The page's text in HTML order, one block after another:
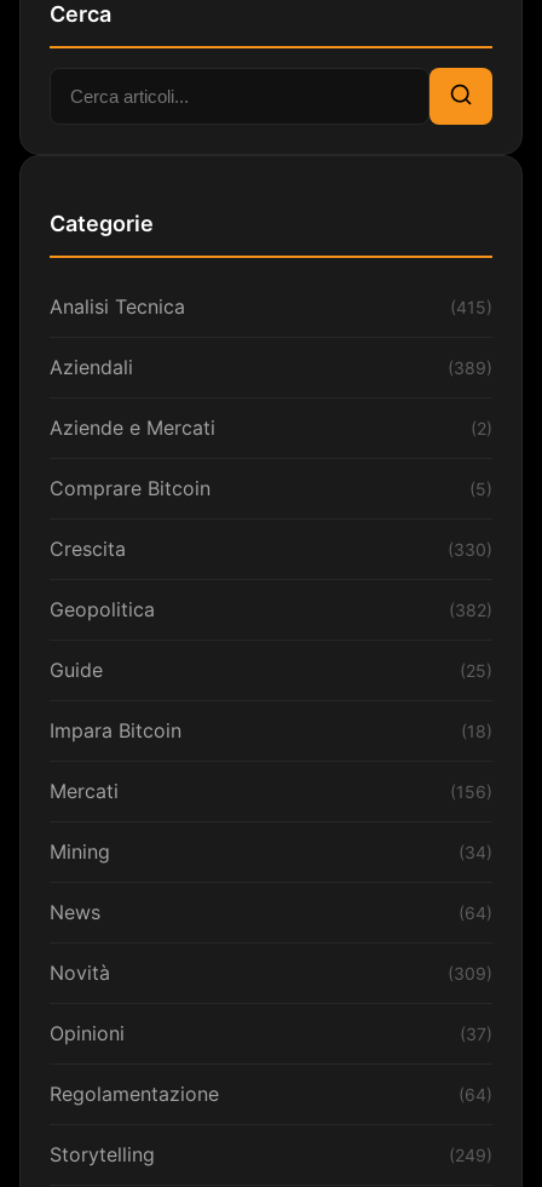
Cerca
Cerca:
Cerca
Categorie
Analisi Tecnica (415)
Aziendali (389)
Aziende e Mercati (2)
Comprare Bitcoin (5)
Crescita (330)
Geopolitica (382)
Guide (25)
Impara Bitcoin (18)
Mercati (156)
Mining (34)
News (64)
Novità (309)
Opinioni (37)
Regolamentazione (64)
Storytelling (249)